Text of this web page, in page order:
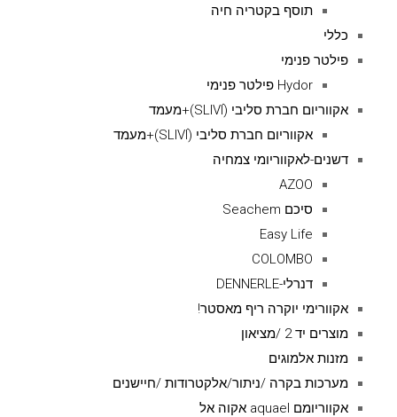
תוסף בקטריה חיה
כללי
פילטר פנימי
Hydor פילטר פנימי
אקווריום חברת סליבי (SLIVIׂׂ)+מעמד
אקווריום חברת סליבי (SLIVIׂׂ)+מעמד
דשנים-לאקווריומי צמחיה
AZOO
סיכם Seachem
Easy Life
COLOMBO
דנרלי-DENNERLE
אקוורימי יוקרה ריף מאסטר!
מוצרים יד 2 /מציאון
מזנות אלמוגים
מערכות בקרה /ניתור/אלקטרודות /חיישנים
אקווריומם aquael אקוה אל